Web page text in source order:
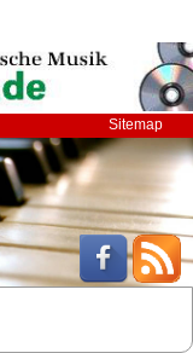
Sitemap